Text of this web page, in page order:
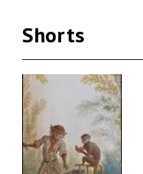
Shorts